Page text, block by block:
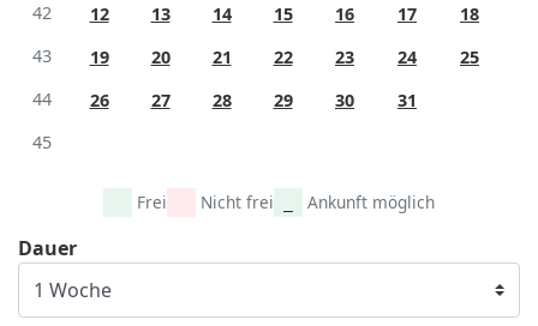
42
12 13 14 15 16 17
18
43
19 20 21 22 23 24
25
44
26 27 28 29 30
31
45
Frei Nicht frei Ankunft möglich
Dauer